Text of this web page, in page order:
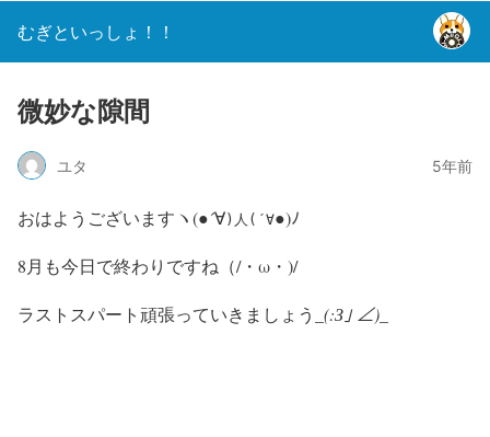
むぎといっしょ！！
微妙な隙間
ユタ 5年前
おはようございますヽ(●´∀ )人(´∀●)ﾉ
8月も今日で終わりですね（/・ω・)/
ラストスパート頑張っていきましょう_ (:З｣ ∠)_